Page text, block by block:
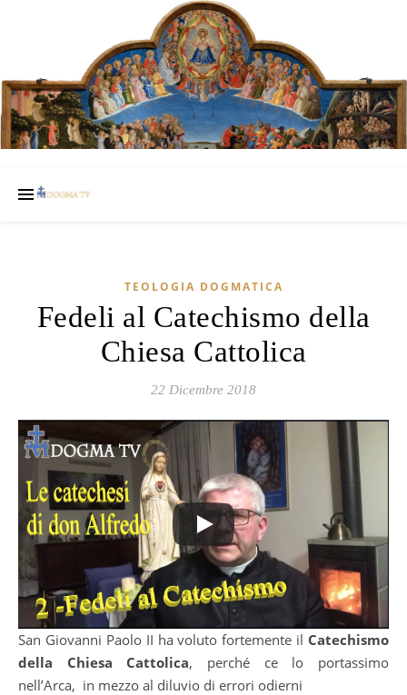
TEOLOGIA DOGMATICA
Fedeli al Catechismo della
Chiesa Cattolica
22 Dicembre 2018
San Giovanni Paolo II ha voluto fortemente il Catechismo
della Chiesa Cattolica, perché ce lo portassimo
nell’Arca, in mezzo al diluvio di errori odierni